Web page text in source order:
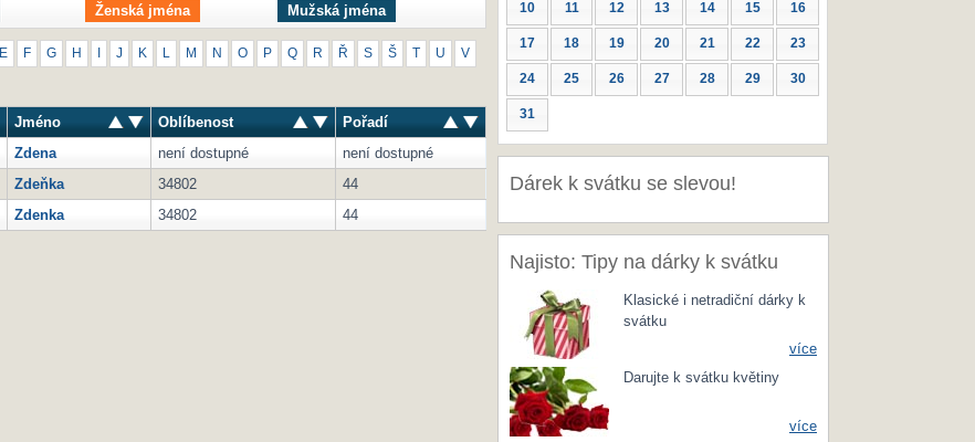
Ženská jména Mužská jména
E F G H J K M N O P Q R Ř S Š U V
Jméno Oblíbenost
Pořadí
Zdena není dostupné
není dostupné
Zdeňka 34802
44
Zdenka 34802 44
10 11 12 13 14 15 16
17 18 19 20 21 22 23
24 25 26 27 28 29 30
31
Dárek k svátku se slevou!
Najisto: Tipy na dárky k svátku
Klasické i netradiční dárky k
svátku
více
Darujte k svátku květiny
více